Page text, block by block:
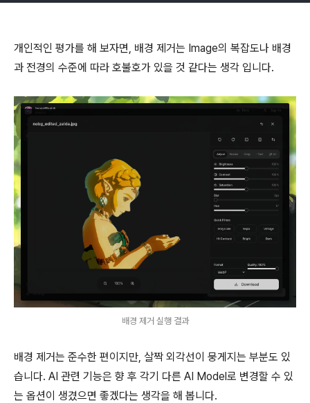
개인적인 평가를 해 보자면, 배경 제거는 Image의 복잡도나 배경
과 전경의 수준에 따라 호불호가 있을 것 같다는 생각 입니다.
배경 제거 실행 결과
배경 제거는 준수한 편이지만, 살짝 외각선이 뭉게지는 부분도 있
습니다. AI 관련 기능은 향 후 각기 다른 AI Model로 변경할 수 있
는 옵션이 생겼으면 좋겠다는 생각을 해 봅니다.